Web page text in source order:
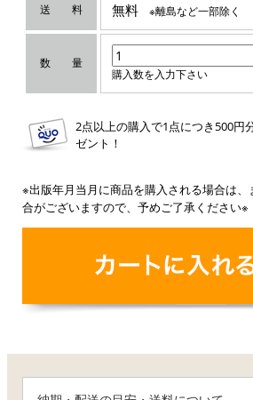
送 料 無料 ※離島など一部除く
数 量
購入数を入力下さい
2点以上の購入で1点につき500円
ゼント！
※出版年月当月に商品を購入される場合は
合がございますので、予めご了承ください※